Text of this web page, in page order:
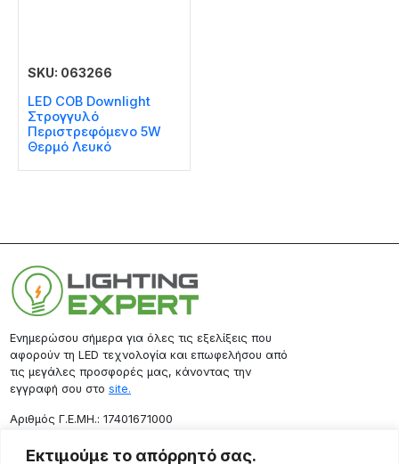
Εκτιμούμε το απόρρητό σας.
SKU: 063266
LED COB Downlight
Στρογγυλό
Περιστρεφόμενο 5W
Θερμό Λευκό
Ενημερώσου σήμερα για όλες τις εξελίξεις που
αφορούν τη LED τεχνολογία και επωφελήσου από
τις μεγάλες προσφορές μας, κάνοντας την
εγγραφή σου στο site.
Aριθμός Γ.Ε.ΜΗ.: 17401671000
Επικοινωνία